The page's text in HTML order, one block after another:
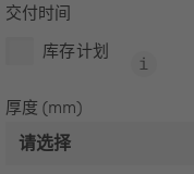
交付时间
库存计划
厚度 (mm)